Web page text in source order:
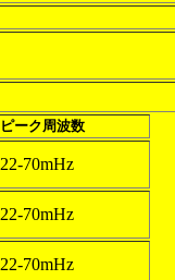
ピーク周波数
22-70mHz
22-70mHz
22-70mHz